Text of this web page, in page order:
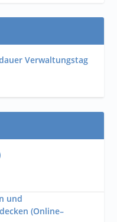
Verwaltungstag
und
(Online–